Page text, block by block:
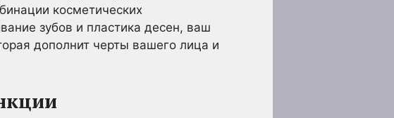
косметических
зубов и пластика десен, ваш
дополнит черты вашего лица и